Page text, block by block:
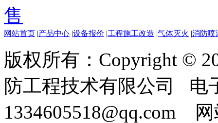
售
网站首页 |产品中心 |设备报价 |工程施工改造 |气体灭火 |消防喷
版权所有：Copyright ©
防工程技术有限公司 电
1334605518@qq.com